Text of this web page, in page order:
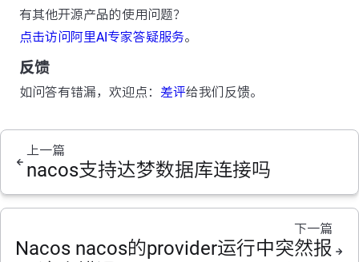
有其他开源产品的使用问题？
点击访问阿里AI专家答疑服务。
反馈
如问答有错漏，欢迎点： 差评给我们反馈。
上一篇
nacos支持达梦数据库连接吗
下一篇
Nacos nacos的provider运行中突然报